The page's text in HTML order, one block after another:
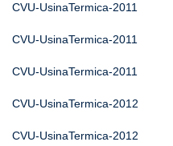
CVU-UsinaTermica-2011
CVU-UsinaTermica-2011
CVU-UsinaTermica-2011
CVU-UsinaTermica-2012
CVU-UsinaTermica-2012